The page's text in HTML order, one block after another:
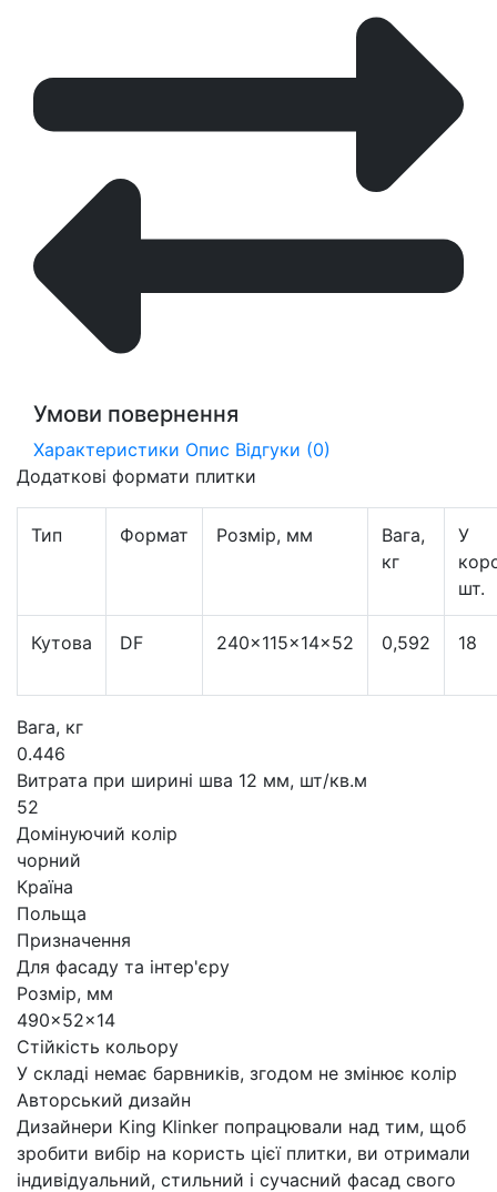
Умови повернення
Характеристики Опис Відгуки (0)
Додаткові формати плитки
Тип Формат Розмір, мм
Вага,
кг
У
шт.
Кутова DF 240×115×14×52 0,592 18
Вага, кг
0.446
Витрата при ширині шва 12 мм, шт/кв.м
52
Домінуючий колір
чорний
Країна
Польща
Призначення
Для фасаду та інтер'єру
Розмір, мм
490x52x14
Стійкість кольору
У складі немає барвників, згодом не змінює колір
Авторський дизайн
Дизайнери King Klinker попрацювали над тим, щоб
зробити вибір на користь цієї плитки, ви отримали
індивідуальний, стильний і сучасний фасад свого